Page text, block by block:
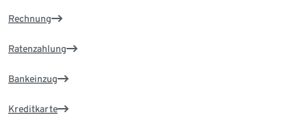
Rechnung
Ratenzahlung
Bankeinzug
Kreditkarte